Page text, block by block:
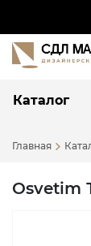
Каталог
Главная
Osvetim